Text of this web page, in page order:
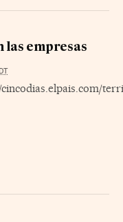
las empresas